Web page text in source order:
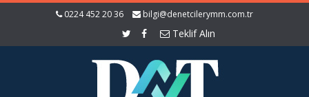
0224 452 20 36 bilgi@denetcilerymm.com.tr
Teklif Alın